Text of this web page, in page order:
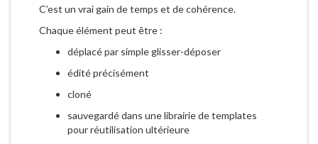
C’est un vrai gain de temps et de cohérence.
Chaque élément peut être :
déplacé par simple glisser-déposer
édité précisément
cloné
sauvegardé dans une librairie de templates
pour réutilisation ultérieure